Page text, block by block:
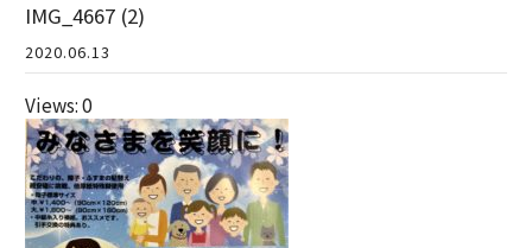
IMG_4667 (2)
2020.06.13
Views: 0